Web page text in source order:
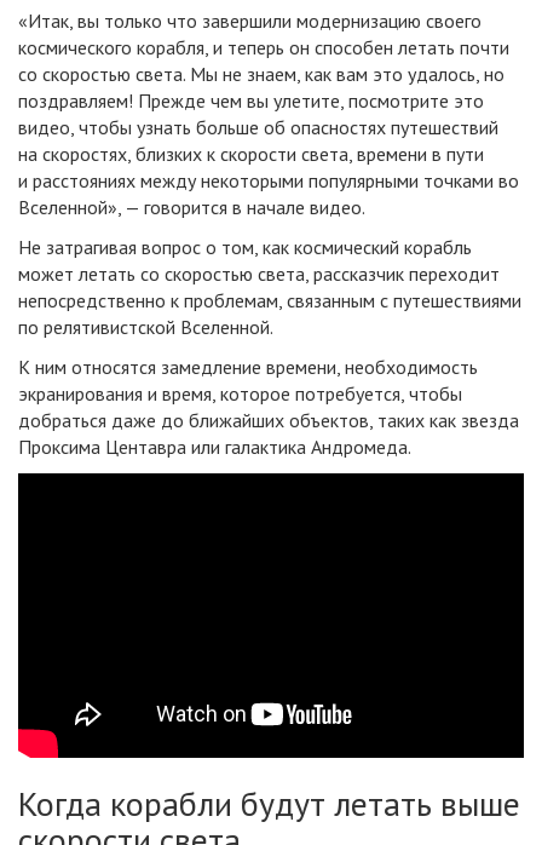
«Итак, вы только что завершили модернизацию своего
космического корабля, и теперь он способен летать почти
со скоростью света. Мы не знаем, как вам это удалось, но
поздравляем! Прежде чем вы улетите, посмотрите это
видео, чтобы узнать больше об опасностях путешествий
на скоростях, близких к скорости света, времени в пути
и расстояниях между некоторыми популярными точками во
Вселенной», — говорится в начале видео.
Не затрагивая вопрос о том, как космический корабль
может летать со скоростью света, рассказчик переходит
непосредственно к проблемам, связанным с путешествиями
по релятивистской Вселенной.
К ним относятся замедление времени, необходимость
экранирования и время, которое потребуется, чтобы
добраться даже до ближайших объектов, таких как звезда
Проксима Центавра или галактика Андромеда.
Когда корабли будут летать выше